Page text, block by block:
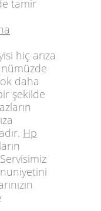
tamir
hiç arıza
daha
şekilde
Hp